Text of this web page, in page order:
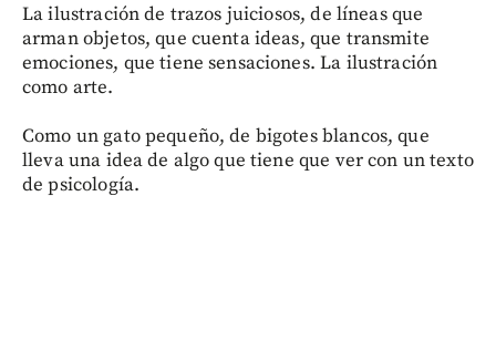
La ilustración de trazos juiciosos, de líneas que
arman objetos, que cuenta ideas, que transmite
emociones, que tiene sensaciones. La ilustración
como arte.
Como un gato pequeño, de bigotes blancos, que
lleva una idea de algo que tiene que ver con un texto
de psicología.